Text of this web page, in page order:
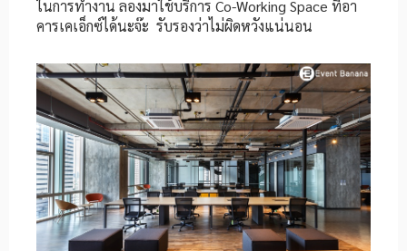
ในการทำงาน ลองมาใช้บริการ Co-Working Space ที่อา
คารเคเอ็กซ์ได้นะจ๊ะ รับรองว่าไม่ผิดหวังแน่นอน